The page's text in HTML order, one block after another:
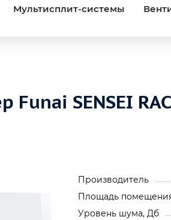
Мультисплит-системы
SENSEI
Производитель
Площадь
Уровень шума, Дб